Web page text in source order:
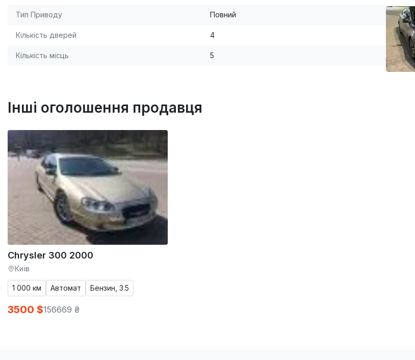
Тип Приводу Повний
Кількість дверей 4
Кількість місць 5
Інші оголошення продавця
Chrysler 300 2000
Київ
1 000 км Автомат Бензин, 3.5
3500 $156669 ₴